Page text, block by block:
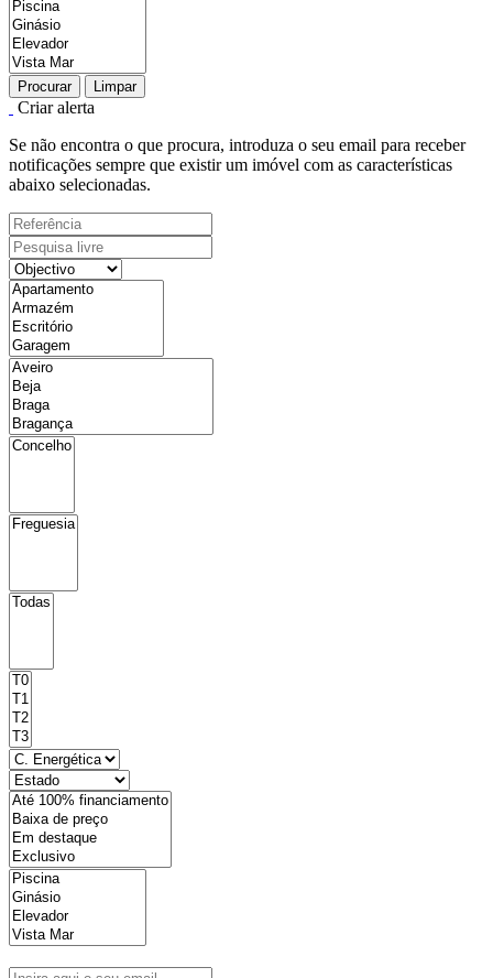
Procurar Limpar
Criar alerta
Se não encontra o que procura, introduza o seu email para receber
notificações sempre que existir um imóvel com as características
abaixo selecionadas.